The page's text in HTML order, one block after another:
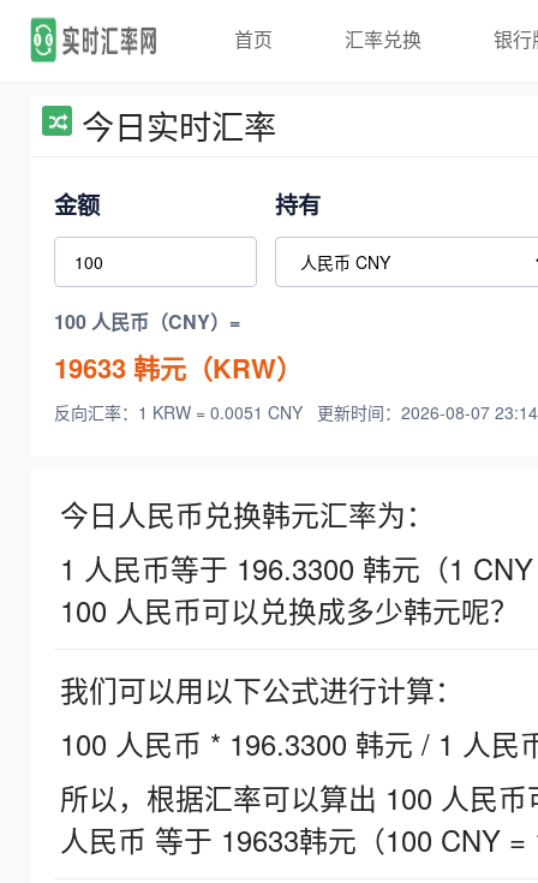
首页 汇率兑换 银行
今日实时汇率
金额 持有
100 人民币（CNY）=
19633韩元（KRW）
反向汇率：1 KRW = 0.0051 CNY 更新时间：2026-08-07
今日人民币兑换韩元汇率为：
1 人民币等于 196.3300 韩元（1
100 人民币可以兑换成多少韩元呢？
我们可以用以下公式进行计算：
100 人民币 * 196.3300 韩元 / 1 人民
所以，根据汇率可以算出 100 人民
人民币 等于 19633韩元（100 CNY =